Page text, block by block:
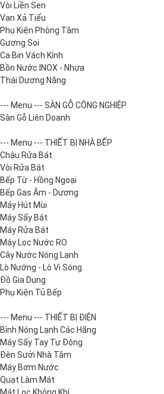
Vòi Liền Sen
Van Xả Tiểu
Phụ Kiện Phòng Tắm
Gương Soi
Ca Bin Vách Kính
Bồn Nước INOX - Nhựa
Thái Dương Năng
--- Menu --- SÀN GỖ CÔNG NGHIỆP
Sàn Gỗ Liên Doanh
--- Menu --- THIẾT BỊ NHÀ BẾP
Chậu Rửa Bát
Vòi Rửa Bát
Bếp Từ - Hồng Ngoại
Bếp Gas Âm - Dương
Máy Hút Mùi
Máy Sấy Bát
Máy Rửa Bát
Máy Lọc Nước RO
Cây Nước Nóng Lạnh
Lò Nướng - Lò Vi Sóng
Đồ Gia Dụng
Phụ Kiện Tủ Bếp
--- Menu --- THIẾT BỊ ĐIỆN
Bình Nóng Lạnh Các Hãng
Máy Sấy Tay Tự Động
Đèn Sưởi Nhà Tắm
Máy Bơm Nước
Quạt Làm Mát